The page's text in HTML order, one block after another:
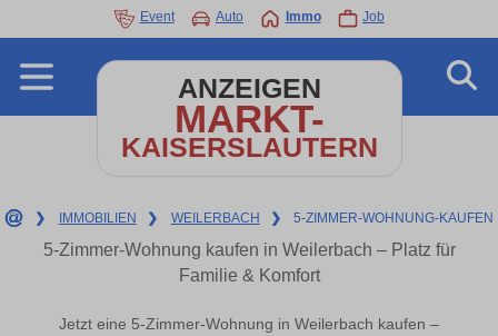
Event Auto Immo Job
ANZEIGEN
MARKT-
KAISERSLAUTERN
❯ IMMOBILIEN ❯ WEILERBACH ❯ 5-ZIMMER-WOHNUNG-KAUFEN
5-Zimmer-Wohnung kaufen in Weilerbach – Platz für
Familie & Komfort
Jetzt eine 5-Zimmer-Wohnung in Weilerbach kaufen –